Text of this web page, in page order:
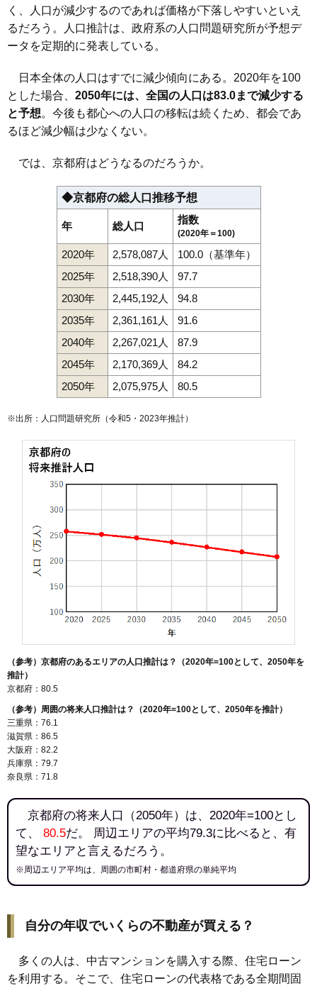
く、人口が減少するのであれば価格が下落しやすいといえ
るだろう。人口推計は、政府系の人口問題研究所が予想デ
ータを定期的に発表している。
日本全体の人口はすでに減少傾向にある。2020年を100
とした場合、 2050年には、全国の人口は83.0まで減少する
と予想。今後も都心への人口の移転は続くため、都会であ
るほど減少幅は少なくない。
では、京都府はどうなるのだろうか。
◆京都府の総人口推移予想
年 総人口
指数
(2020年＝100)
2020年 2,578,087人
100.0（基準年）
2025年
2,518,390人
97.7
2030年
2,445,192人
94.8
2035年
2,361,161人
91.6
2040年
2,267,021人
87.9
2045年
2,170,369人
84.2
2050年
2,075,975人 80.5
※出所：人口問題研究所（令和5・2023年推計）
（参考）京都府のあるエリアの人口推計は？（2020年=100として、2050年を
推計）
京都府：80.5
（参考）周囲の将来人口推計は？（2020年=100として、2050年を推計）
三重県：76.1
滋賀県：86.5
大阪府：82.2
兵庫県：79.7
奈良県：71.8
京都府の将来人口（2050年）は、2020年=100とし
て、 80.5だ。 周辺エリアの平均79.3に比べると、有
望なエリアと言えるだろう。
※周辺エリア平均は、周囲の市町村・都道府県の単純平均
自分の年収でいくらの不動産が買える？
多くの人は、中古マンションを購入する際、住宅ローン
を利用する。そこで、住宅ローンの代表格である全期間固